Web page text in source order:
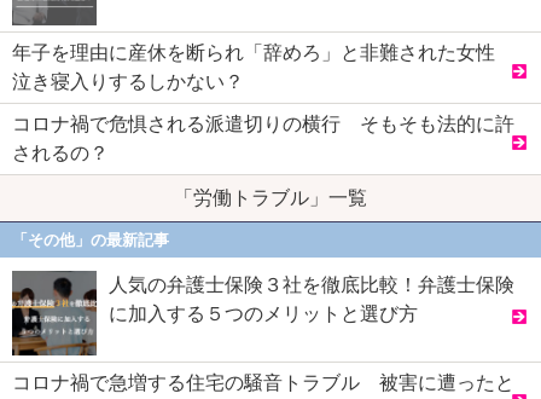
年子を理由に産休を断られ「辞めろ」と非難された女性
泣き寝入りするしかない？
コロナ禍で危惧される派遣切りの横行 そもそも法的に許
されるの？
「労働トラブル」一覧
「その他」の最新記事
人気の弁護士保険３社を徹底比較！弁護士保険
に加入する５つのメリットと選び方
コロナ禍で急増する住宅の騒音トラブル 被害に遭ったと